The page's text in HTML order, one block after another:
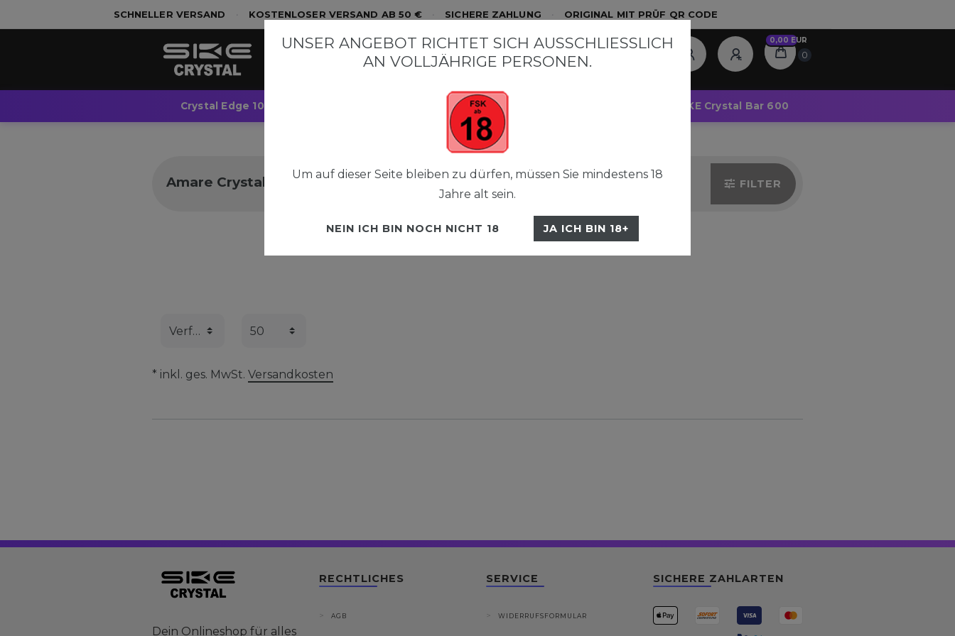
SCHNELLER VERSAND • KOSTENLOSER VERSAND AB 50 € • SICHERE ZAHLUNG • ORIGINAL MIT PRÜF QR CODE
0
0,00 EUR
Crystal Edge 10K Crystal Plus SKE Crystal Bar 600
Amare Crystal FILTER
* inkl. ges. MwSt. Versandkosten
Dein Onlineshop für alles
RECHTLICHES
AGB
SERVICE
WIDERRUFSFORMULAR
SICHERE ZAHLARTEN
UNSER ANGEBOT RICHTET SICH AUSSCHLIESSLICH A
N VOLLJÄHRIGE PERSONEN.
Um auf dieser Seite bleiben zu dürfen, müssen Sie mindestens 18
Jahre alt sein.
NEIN ICH BIN NOCH NICHT 18 JA ICH BIN 18+